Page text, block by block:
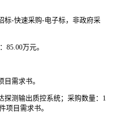
标-快速采购-电子标，非政府采
85.00万元。
需求书。
探测输出质控系统；采购数量：1
项目需求书。